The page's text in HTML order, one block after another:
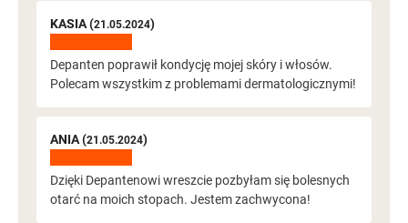
KASIA (21.05.2024)
Depanten poprawił kondycję mojej skóry i włosów.
Polecam wszystkim z problemami dermatologicznymi!
ANIA (21.05.2024)
Dzięki Depantenowi wreszcie pozbyłam się bolesnych
otarć na moich stopach. Jestem zachwycona!